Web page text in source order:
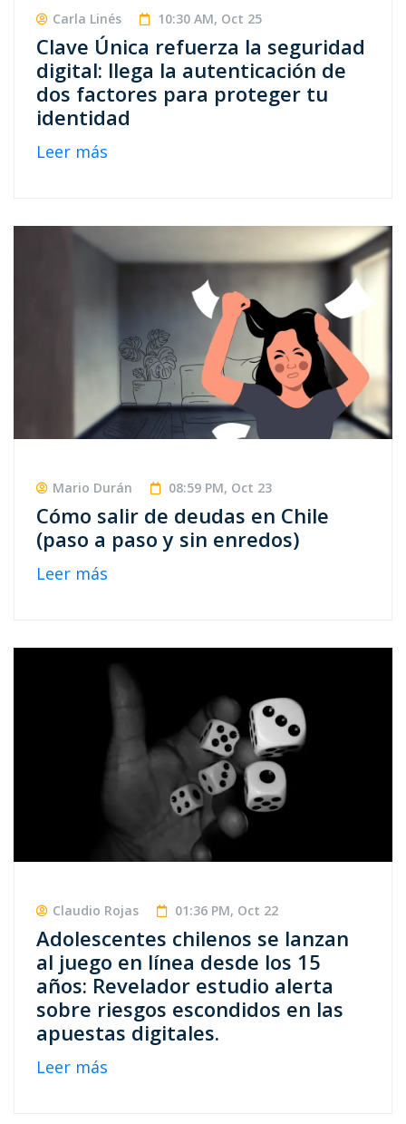
Carla Linés 10:30 AM, Oct 25
Clave Única refuerza la seguridad
digital: llega la autenticación de
dos factores para proteger tu
identidad
Leer más
Mario Durán 08:59 PM, Oct 23
Cómo salir de deudas en Chile
(paso a paso y sin enredos)
Leer más
Claudio Rojas 01:36 PM, Oct 22
Adolescentes chilenos se lanzan
al juego en línea desde los 15
años: Revelador estudio alerta
sobre riesgos escondidos en las
apuestas digitales.
Leer más